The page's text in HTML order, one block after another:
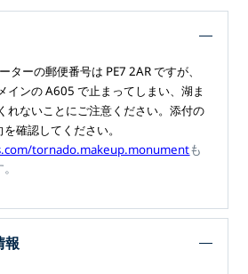
ターの郵便番号は PE7 2AR ですが、
インの A605 で止まってしまい、湖ま
れないことにご注意ください。添付の
確認してください。
tornado.makeup.monumentも
報